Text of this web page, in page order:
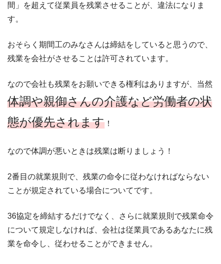
間」を超えて従業員を残業させることが、違法になりま
す。
おそらく期間工のみなさんは締結をしていると思うので、
残業を会社がさせることは許可されています。
なので会社も残業をお願いできる権利はありますが、当然
体調や親御さんの介護など労働者の状
態が優先されます ！
なので体調が悪いときは残業は断りましょう！
2番目の就業規則で、残業の命令に従わなければならない
ことが規定されている場合についてです。
36協定を締結するだけでなく、さらに就業規則で残業命令
について規定しなければ、会社は従業員であるあなたに残
業を命令し、従わせることができません。